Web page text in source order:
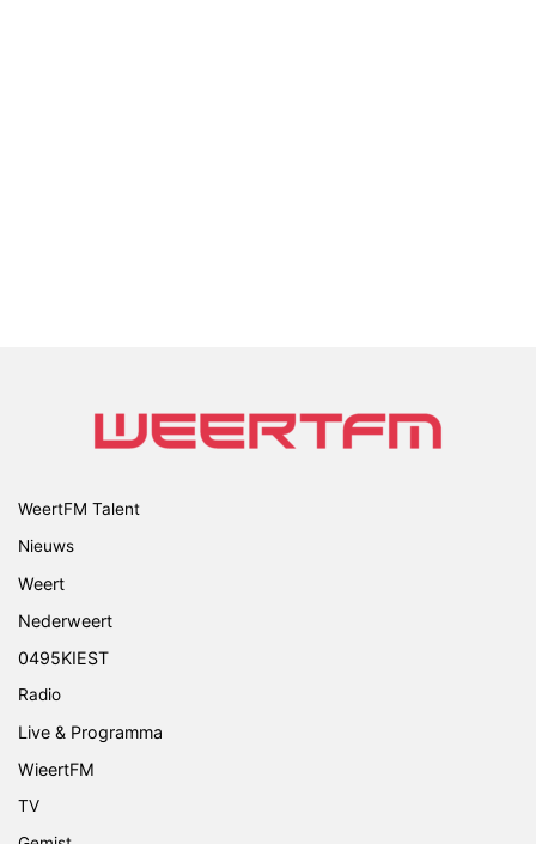
WeertFM Talent
Nieuws
Weert
Nederweert
0495KIEST
Radio
Live & Programma
WieertFM
TV